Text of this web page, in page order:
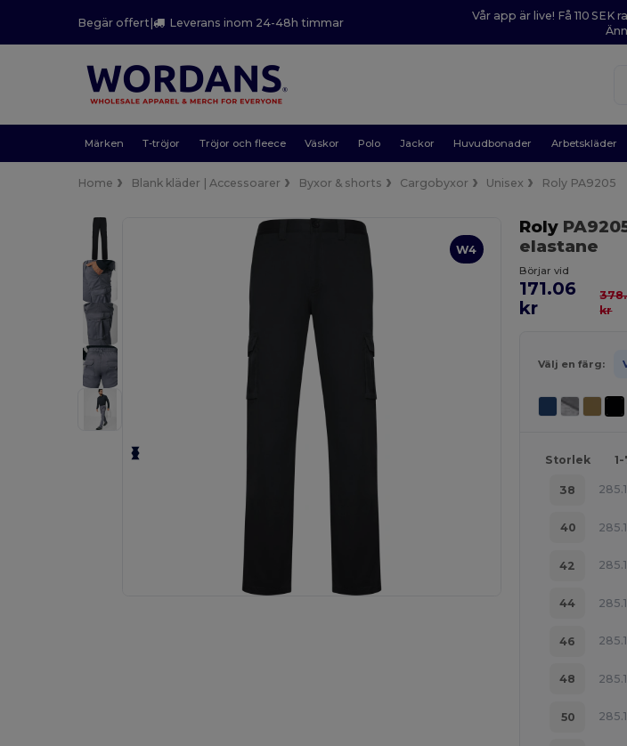
Begär offert| Leverans inom 24-48h timmar
Vår app är live! Få 110
Märken T-tröjor Tröjor och fleece Väskor Polo Jackor Huvudbonader Arbetskläder
Home Blank kläder | Accessoarer Byxor & shorts Cargobyxor Unisex Roly PA9205
W4
Roly
elastane
Börjar vid
171.06
kr
kr
Välj en färg:
Storlek 1-
38
40
42
44
46
48
50